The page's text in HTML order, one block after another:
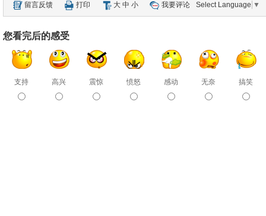
留言反馈 打印 大 中 小 我要评论 Select Language ▼
您看完后的感受
支持 高兴 震惊 愤怒 感动 无奈 搞笑